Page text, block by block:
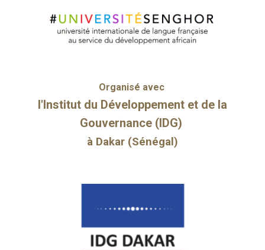
Organisé avec
l'Institut du Développement et de la
Gouvernance (IDG)
à Dakar (Sénégal)